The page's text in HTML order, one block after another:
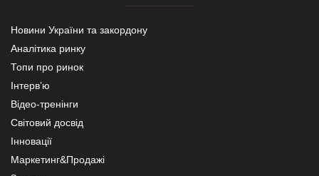
Новини України та закордону
Аналітика ринку
Топи про ринок
Інтерв’ю
Відео-тренінги
Світовий досвід
Інновації
Маркетинг&Продажі